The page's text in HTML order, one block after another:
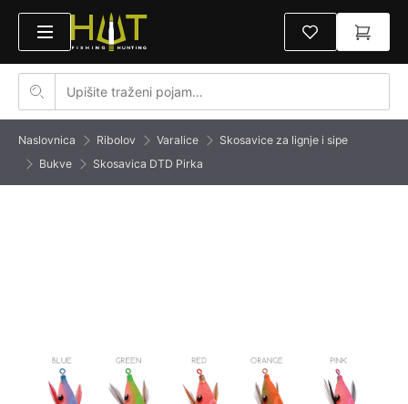
Naslovnica Ribolov Varalice
Skosavice za lignje i sipe
Bukve
Skosavica DTD Pirka